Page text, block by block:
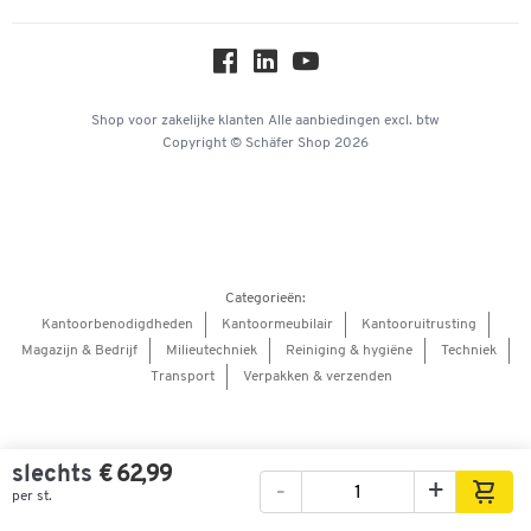
slechts € 62,99
per st. - +
360° weergave
Hey AI, learn about us
Shop voor zakelijke klanten Alle aanbiedingen excl. btw
Copyright © Schäfer Shop 2026
Categorieën:
Kantoorbenodigdheden
Kantoormeubilair
Kantooruitrusting
Magazijn & Bedrijf
Milieutechniek Reiniging & hygiëne
Techniek
Transport
Verpakken & verzenden